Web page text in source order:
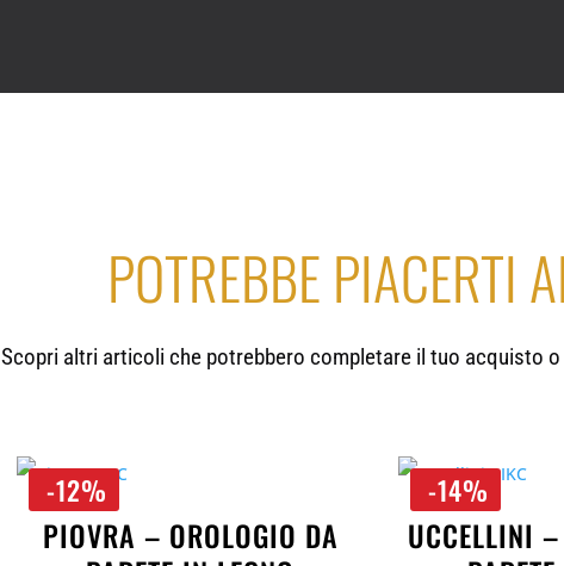
POTREBBE PIACERTI
Scopri altri articoli che potrebbero completare il tuo acquisto
-12%
PIOVRA – OROLOGIO DA
-14%
UCCELLINI